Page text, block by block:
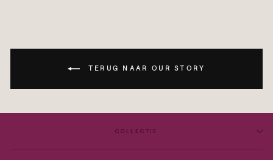
TERUG NAAR OUR STORY
COLLECTIE